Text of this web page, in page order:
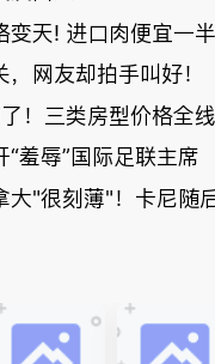
天! 进口肉便宜一半
网友却拍手叫好！
！三类房型价格全线
“羞辱”国际足联主席
大"很刻薄"！卡尼随